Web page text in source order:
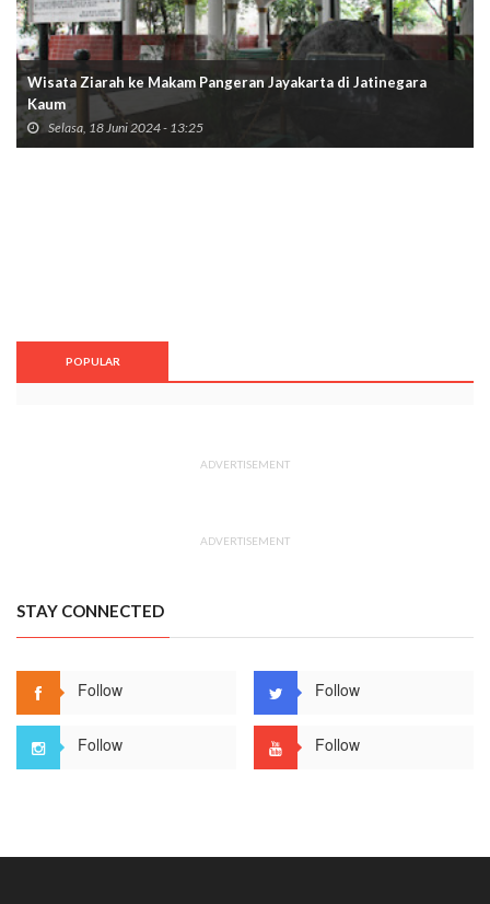
Wisata Ziarah ke Makam Pangeran Jayakarta di Jatinegara
Kaum
Selasa, 18 Juni 2024 - 13:25
POPULAR
ADVERTISEMENT
ADVERTISEMENT
STAY CONNECTED
Follow Follow
Follow Follow